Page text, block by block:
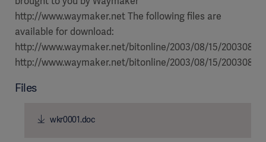
http://www.waymaker.net The following files are
available for download:
http://www.waymaker.net/bitonline/2003/08/15/
http://www.waymaker.net/bitonline/2003/08/15/
Files
wkr0001.doc